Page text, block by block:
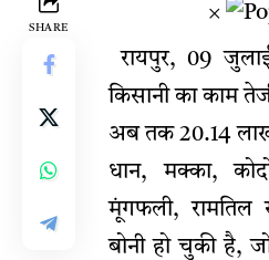
SHARE
×
रायपुर, 09
किसानी का काम
अब तक 20.14
धान, मक्का,
मूंगफली, रामतिल
बोनी हो चुकी है,